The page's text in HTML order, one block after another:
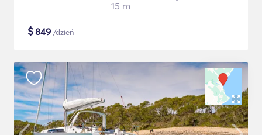
15 m
$849 /dzień